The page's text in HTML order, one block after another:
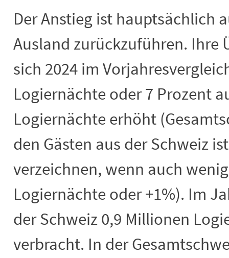
Der Anstieg ist hauptsächlich
Ausland zurückzuführen. Ihre
sich 2024 im
Logiernächte oder 7 Prozent
Logiernächte erhöht
den Gästen aus der Schweiz
verzeichnen, wenn auch
Logiernächte oder +1%). Im
der Schweiz 0,9 Millionen
verbracht. In der